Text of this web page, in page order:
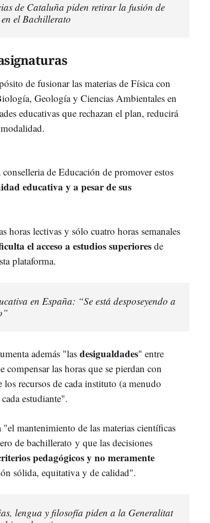
de Cataluña piden retirar la fusión de
el Bachillerato
de fusionar las materias de Física con
Geología y Ciencias Ambientales en
educativas que rechazan el plan, reducirá
de Educación de promover estos
educativa y a pesar de sus
horas lectivas y sólo cuatro horas semanales
el acceso a estudios superiores de
plataforma.
en España: “Se está desposeyendo a
además "lasdesigualdades" entre
las horas que se pierdan con
recursos de cada instituto (a menudo
estudiante".
mantenimiento de las materias científicas
de bachillerato y que las decisiones
pedagógicos y no meramente
sólida, equitativa y de calidad".
lengua y filosofía piden a la Generalitat